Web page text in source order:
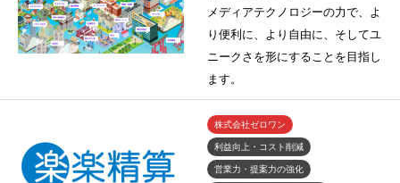
メディアテクノロジーの力で、よ
り便利に、より自由に、そしてユ
ニークさを形にすることを目指し
ます。
株式会社ゼロワン
利益向上・コスト削減
営業力・提案力の強化